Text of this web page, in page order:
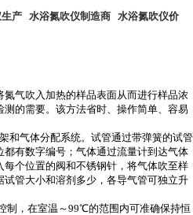
产 水浴氮吹仪制造商 水浴氮吹仪价
气吹入加热的样品表面从而进行样品浓
的需要。该方法省时、操作简单、容易
和气体分配系统。试管通过带弹簧的试管
有数字编号；气体通过流量计到达气体
个位置的阀和不锈钢针，将气体吹至样
管大小和溶剂多少，各导气管可独立升
制，在室温～99℃的范围内可准确保持恒